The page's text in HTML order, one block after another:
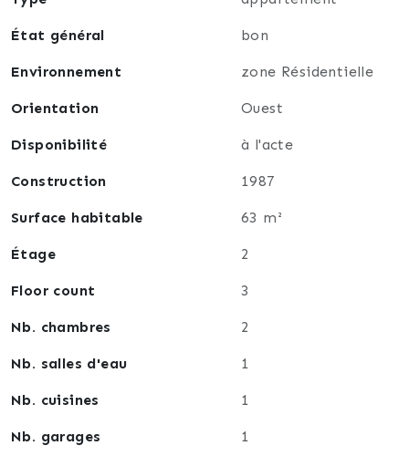
immeuble, maison, appartement. Evaluez, achetez,
État général bon
Environnement zone Résidentielle
Orientation Ouest
Disponibilité à l'acte
Construction 1987
Surface habitable 63 m²
Étage 2
Floor count 3
Nb. chambres 2
Nb. salles d'eau 1
Nb. cuisines 1
Nb. garages 1